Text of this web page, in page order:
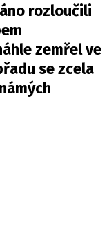
rozloučili
zemřel ve
se zcela